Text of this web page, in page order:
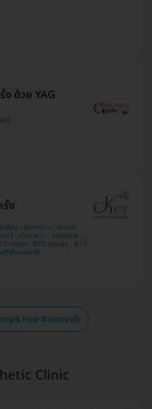
ด้วย YAG
)
รั้ง
สามย่าน , BTS สนามกีฬาแห่งชาติ
Hair Removal)
Clinic